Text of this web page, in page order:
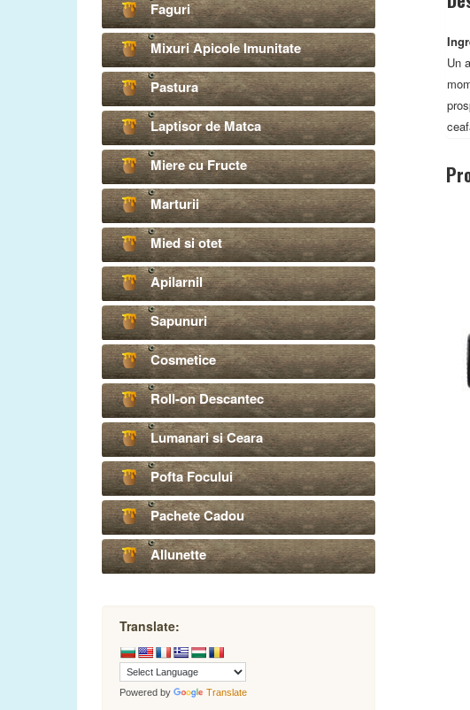
Un
Faguri
Mixuri Apicole Imunitate
Pastura
Laptisor de Matca
Miere cu Fructe
Marturii
Mied si otet
Apilarnil
Sapunuri
Cosmetice
Roll-on Descantec
Lumanari si Ceara
Pofta Focului
Pachete Cadou
Allunette
Translate:
Powered by Translate